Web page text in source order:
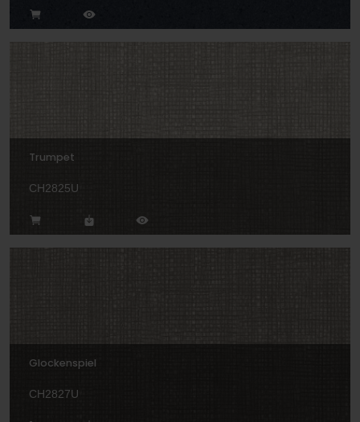
Trumpet
CH2825U
Glockenspiel
CH2827U